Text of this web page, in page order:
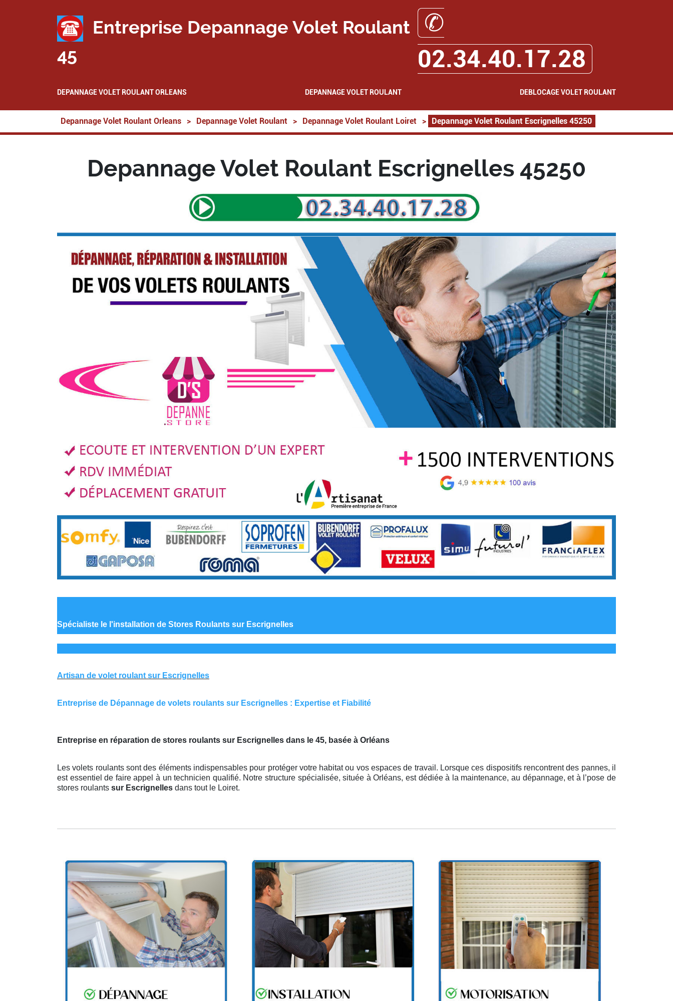
Entreprise Depannage Volet Roulant
45
✆
02.34.40.17.28
DEPANNAGE VOLET ROULANT ORLEANS DEPANNAGE VOLET ROULANT DEBLOCAGE VOLET ROULANT
Depannage Volet Roulant Orleans > Depannage Volet Roulant > Depannage Volet Roulant Loiret > Depannage Volet Roulant Escrignelles 45250
Depannage Volet Roulant Escrignelles 45250
Spécialiste le l'installation de Stores Roulants sur Escrignelles
Artisan de volet roulant sur Escrignelles
Entreprise de Dépannage de volets roulants sur Escrignelles : Expertise et Fiabilité
Entreprise en réparation de stores roulants sur Escrignelles dans le 45, basée à Orléans
Les volets roulants sont des éléments indispensables pour protéger votre habitat ou vos espaces de travail. Lorsque ces dispositifs rencontrent des pannes, il
est essentiel de faire appel à un technicien qualifié. Notre structure spécialisée, située à Orléans, est dédiée à la maintenance, au dépannage, et à l’pose de
stores roulants sur Escrignelles dans tout le Loiret.